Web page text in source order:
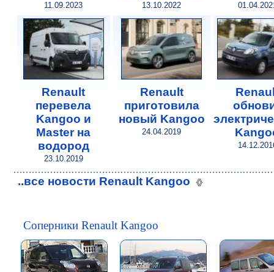
11.09.2023 13.10.2022
Renault
перевела
Kangoo и
Master на
водород
23.10.2019
Renault
приготовила
новый Kangoo
24.04.2019
..все новости Renault Kangoo
Соперники Renault Kangoo